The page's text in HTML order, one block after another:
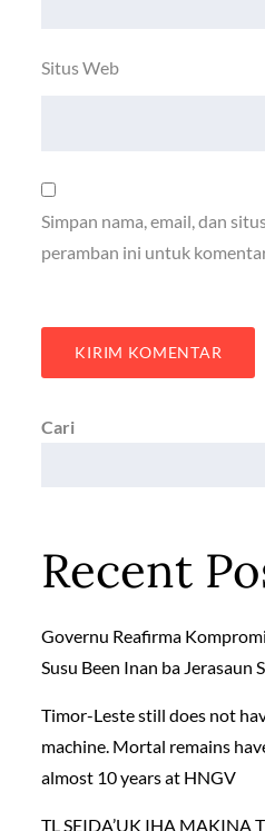
Situs Web
Simpan nama, email, dan
peramban ini untuk
Cari
Recent
Governu Reafirma
Susu Been Inan ba Jerasaun
Timor-Leste still does not
machine. Mortal remains
almost 10 years at HNGV
TL SEIDA’UK IHA MAKINA